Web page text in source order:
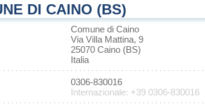
DI CAINO (BS)
Comune di Caino
Via Villa Mattina, 9
25070 Caino (BS)
Italia
0306-830016
Internazionale: +39 0306-830016